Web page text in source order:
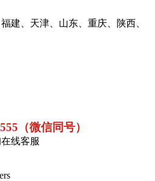
建、天津、山东、重庆、陕西、
（微信同号）
线客服